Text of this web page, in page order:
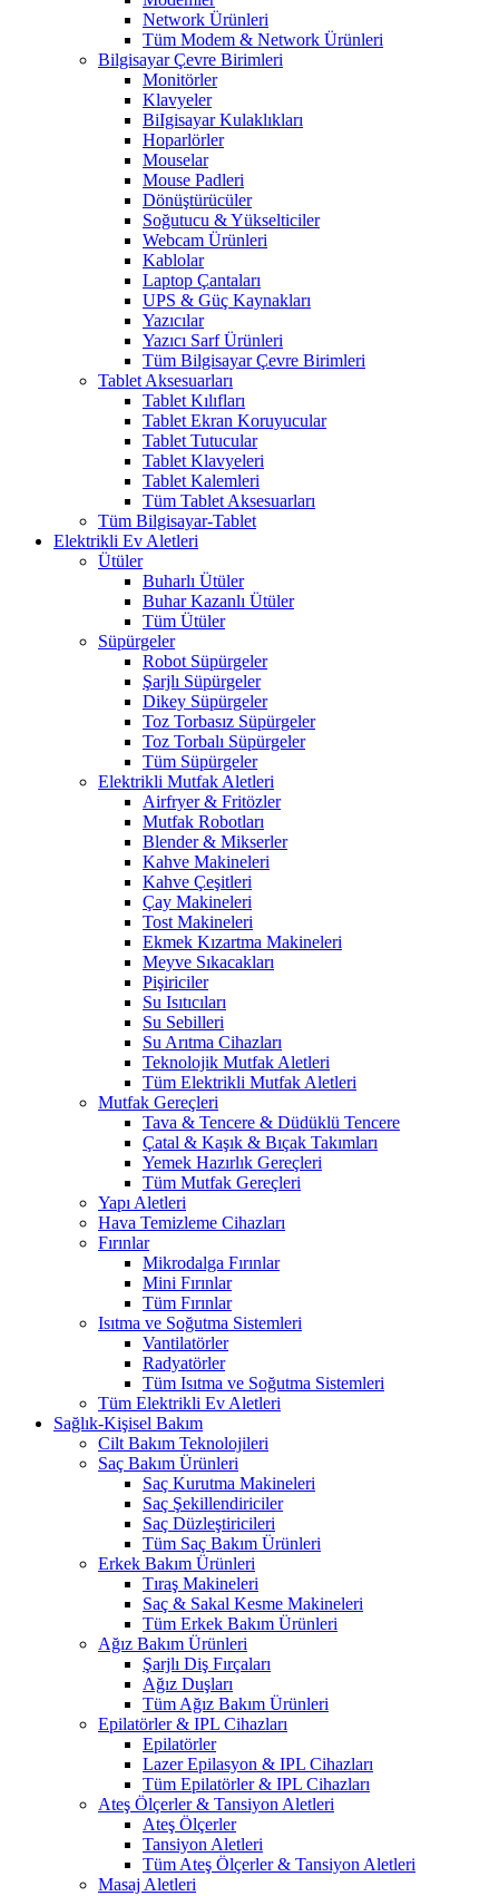
Network Ürünleri
Tüm Modem & Network Ürünleri
Bilgisayar Çevre Birimleri
Monitörler
Klavyeler
BiIgisayar Kulaklıkları
Hoparlörler
Mouselar
Mouse Padleri
Dönüştürücüler
Soğutucu & Yükselticiler
Webcam Ürünleri
Kablolar
Laptop Çantaları
UPS & Güç Kaynakları
Yazıcılar
Yazıcı Sarf Ürünleri
Tüm Bilgisayar Çevre Birimleri
Tablet Aksesuarları
Tablet Kılıfları
Tablet Ekran Koruyucular
Tablet Tutucular
Tablet Klavyeleri
Tablet Kalemleri
Tüm Tablet Aksesuarları
Tüm Bilgisayar-Tablet
Elektrikli Ev Aletleri
Ütüler
Buharlı Ütüler
Buhar Kazanlı Ütüler
Tüm Ütüler
Süpürgeler
Robot Süpürgeler
Şarjlı Süpürgeler
Dikey Süpürgeler
Toz Torbasız Süpürgeler
Toz Torbalı Süpürgeler
Tüm Süpürgeler
Elektrikli Mutfak Aletleri
Airfryer & Fritözler
Mutfak Robotları
Blender & Mikserler
Kahve Makineleri
Kahve Çeşitleri
Çay Makineleri
Tost Makineleri
Ekmek Kızartma Makineleri
Meyve Sıkacakları
Pişiriciler
Su Isıtıcıları
Su Sebilleri
Su Arıtma Cihazları
Teknolojik Mutfak Aletleri
Tüm Elektrikli Mutfak Aletleri
Mutfak Gereçleri
Tava & Tencere & Düdüklü Tencere
Çatal & Kaşık & Bıçak Takımları
Yemek Hazırlık Gereçleri
Tüm Mutfak Gereçleri
Yapı Aletleri
Hava Temizleme Cihazları
Fırınlar
Mikrodalga Fırınlar
Mini Fırınlar
Tüm Fırınlar
Isıtma ve Soğutma Sistemleri
Vantilatörler
Radyatörler
Tüm Isıtma ve Soğutma Sistemleri
Tüm Elektrikli Ev Aletleri
Sağlık-Kişisel Bakım
Cilt Bakım Teknolojileri
Saç Bakım Ürünleri
Saç Kurutma Makineleri
Saç Şekillendiriciler
Saç Düzleştiricileri
Tüm Saç Bakım Ürünleri
Erkek Bakım Ürünleri
Tıraş Makineleri
Saç & Sakal Kesme Makineleri
Tüm Erkek Bakım Ürünleri
Ağız Bakım Ürünleri
Şarjlı Diş Fırçaları
Ağız Duşları
Tüm Ağız Bakım Ürünleri
Epilatörler & IPL Cihazları
Epilatörler
Lazer Epilasyon & IPL Cihazları
Tüm Epilatörler & IPL Cihazları
Ateş Ölçerler & Tansiyon Aletleri
Ateş Ölçerler
Tansiyon Aletleri
Tüm Ateş Ölçerler & Tansiyon Aletleri
Masaj Aletleri